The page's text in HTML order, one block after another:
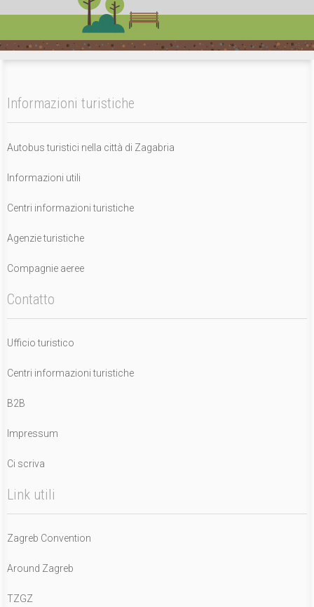
Informazioni turistiche
Autobus turistici nella città di Zagabria
Informazioni utili
Centri informazioni turistiche
Agenzie turistiche
Compagnie aeree
Contatto
Ufficio turistico
Centri informazioni turistiche
B2B
Impressum
Ci scriva
Link utili
Zagreb Convention
Around Zagreb
TZGZ